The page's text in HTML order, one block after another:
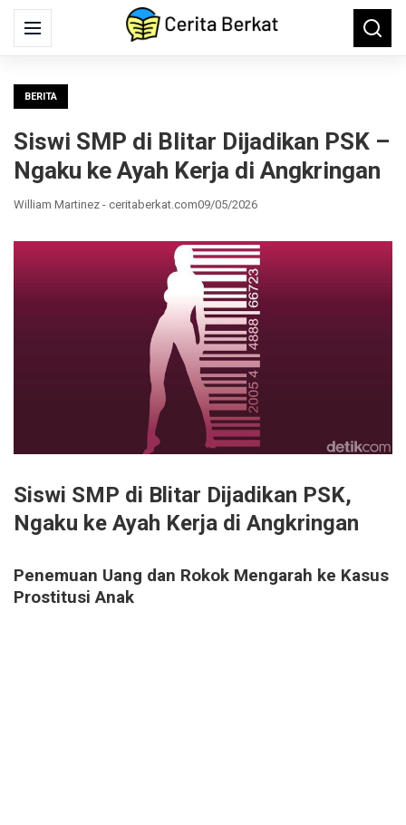
Menu
Search
for:
BERITA
Siswi SMP di Blitar Dijadikan PSK –
Ngaku ke Ayah Kerja di Angkringan
William Martinez - ceritaberkat.com09/05/2026
Siswi SMP di Blitar Dijadikan PSK,
Ngaku ke Ayah Kerja di Angkringan
Penemuan Uang dan Rokok Mengarah ke Kasus
Prostitusi Anak